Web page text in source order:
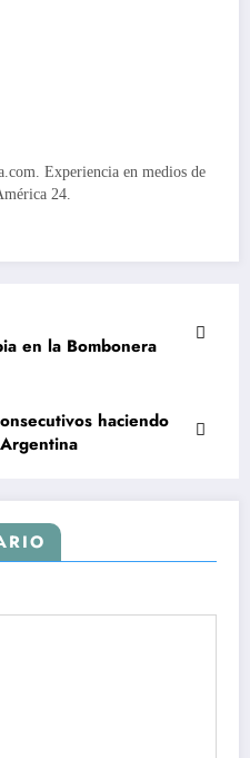
Experiencia en medios de
24.
en la Bombonera
haciendo